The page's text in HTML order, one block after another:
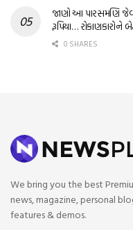
જાણો આ પારસમણિ
રૂપિયા… રોકાણકારોને
0 SHARES
We bring you the best
news, magazine, personal
features & demos.